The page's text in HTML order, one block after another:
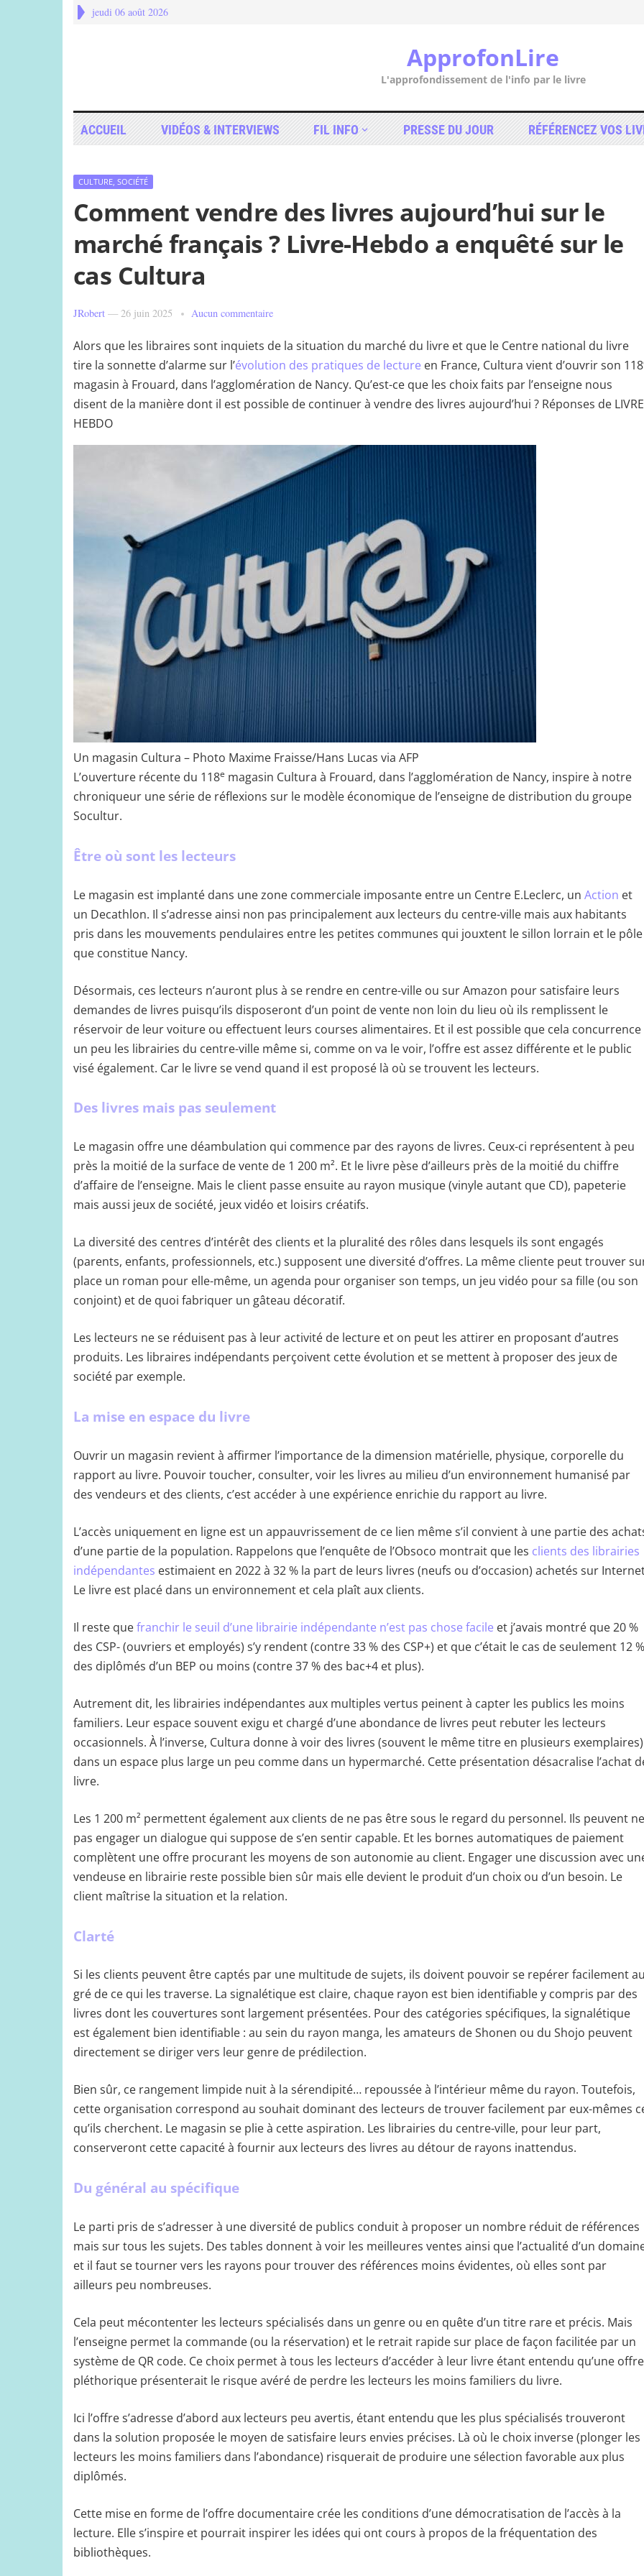
jeudi 06 août 2026
ApprofonLire
L'approfondissement de l'info par le livre
ACCUEIL VIDÉOS & INTERVIEWS FIL INFO PRESSE DU JOUR RÉFÉRENCEZ VOS
CULTURE, SOCIÉTÉ
Comment vendre des livres aujourd’hui sur le
marché français ? Livre-Hebdo a enquêté sur le
cas Cultura
JRobert — 26 juin 2025 Aucun commentaire
Alors que les libraires sont inquiets de la situation du marché du livre et que le Centre national du livre
tire la sonnette d’alarme sur l’évolution des pratiques de lecture en France, Cultura vient d’ouvrir son 118
magasin à Frouard, dans l’agglomération de Nancy. Qu’est-ce que les choix faits par l’enseigne nous
disent de la manière dont il est possible de continuer à vendre des livres aujourd’hui ? Réponses de
HEBDO
Un magasin Cultura – Photo Maxime Fraisse/Hans Lucas via AFP
L’ouverture récente du 118e magasin Cultura à Frouard, dans l’agglomération de Nancy, inspire à notre
chroniqueur une série de réflexions sur le modèle économique de l’enseigne de distribution du groupe
Socultur.
Être où sont les lecteurs
Le magasin est implanté dans une zone commerciale imposante entre un Centre E.Leclerc, un Action et
un Decathlon. Il s’adresse ainsi non pas principalement aux lecteurs du centre-ville mais aux habitants
pris dans les mouvements pendulaires entre les petites communes qui jouxtent le sillon lorrain et le pôle
que constitue Nancy.
Désormais, ces lecteurs n’auront plus à se rendre en centre-ville ou sur Amazon pour satisfaire leurs
demandes de livres puisqu’ils disposeront d’un point de vente non loin du lieu où ils remplissent le
réservoir de leur voiture ou effectuent leurs courses alimentaires. Et il est possible que cela concurrence
un peu les librairies du centre-ville même si, comme on va le voir, l’offre est assez différente et le public
visé également. Car le livre se vend quand il est proposé là où se trouvent les lecteurs.
Des livres mais pas seulement
Le magasin offre une déambulation qui commence par des rayons de livres. Ceux-ci représentent à peu
près la moitié de la surface de vente de 1 200 m². Et le livre pèse d’ailleurs près de la moitié du chiffre
d’affaire de l’enseigne. Mais le client passe ensuite au rayon musique (vinyle autant que CD), papeterie
mais aussi jeux de société, jeux vidéo et loisirs créatifs.
La diversité des centres d’intérêt des clients et la pluralité des rôles dans lesquels ils sont engagés
(parents, enfants, professionnels, etc.) supposent une diversité d’offres. La même cliente peut trouver
place un roman pour elle-même, un agenda pour organiser son temps, un jeu vidéo pour sa fille (ou son
conjoint) et de quoi fabriquer un gâteau décoratif.
Les lecteurs ne se réduisent pas à leur activité de lecture et on peut les attirer en proposant d’autres
produits. Les libraires indépendants perçoivent cette évolution et se mettent à proposer des jeux de
société par exemple.
La mise en espace du livre
Ouvrir un magasin revient à affirmer l’importance de la dimension matérielle, physique, corporelle du
rapport au livre. Pouvoir toucher, consulter, voir les livres au milieu d’un environnement humanisé par
des vendeurs et des clients, c’est accéder à une expérience enrichie du rapport au livre.
L’accès uniquement en ligne est un appauvrissement de ce lien même s’il convient à une partie des
d’une partie de la population. Rappelons que l’enquête de l’Obsoco montrait que les clients des librairies
indépendantes estimaient en 2022 à 32 % la part de leurs livres (neufs ou d’occasion) achetés sur
Le livre est placé dans un environnement et cela plaît aux clients.
Il reste quefranchir le seuil d’une librairie indépendante n’est pas chose facile et j’avais montré que 20 %
des CSP- (ouvriers et employés) s’y rendent (contre 33 % des CSP+) et que c’était le cas de seulement 12 %
des diplômés d’un BEP ou moins (contre 37 % des bac+4 et plus).
Autrement dit, les librairies indépendantes aux multiples vertus peinent à capter les publics les moins
familiers. Leur espace souvent exigu et chargé d’une abondance de livres peut rebuter les lecteurs
occasionnels. À l’inverse, Cultura donne à voir des livres (souvent le même titre en plusieurs exemplaires)
dans un espace plus large un peu comme dans un hypermarché. Cette présentation désacralise l’achat
livre.
Les 1 200 m² permettent également aux clients de ne pas être sous le regard du personnel. Ils peuvent ne
pas engager un dialogue qui suppose de s’en sentir capable. Et les bornes automatiques de paiement
complètent une offre procurant les moyens de son autonomie au client. Engager une discussion avec
vendeuse en librairie reste possible bien sûr mais elle devient le produit d’un choix ou d’un besoin. Le
client maîtrise la situation et la relation.
Clarté
Si les clients peuvent être captés par une multitude de sujets, ils doivent pouvoir se repérer facilement au
gré de ce qui les traverse. La signalétique est claire, chaque rayon est bien identifiable y compris par des
livres dont les couvertures sont largement présentées. Pour des catégories spécifiques, la signalétique
est également bien identifiable : au sein du rayon manga, les amateurs de Shonen ou du Shojo peuvent
directement se diriger vers leur genre de prédilection.
Bien sûr, ce rangement limpide nuit à la sérendipité… repoussée à l’intérieur même du rayon. Toutefois,
cette organisation correspond au souhait dominant des lecteurs de trouver facilement par eux-mêmes
qu’ils cherchent. Le magasin se plie à cette aspiration. Les librairies du centre-ville, pour leur part,
conserveront cette capacité à fournir aux lecteurs des livres au détour de rayons inattendus.
Du général au spécifique
Le parti pris de s’adresser à une diversité de publics conduit à proposer un nombre réduit de références
mais sur tous les sujets. Des tables donnent à voir les meilleures ventes ainsi que l’actualité d’un
et il faut se tourner vers les rayons pour trouver des références moins évidentes, où elles sont par
ailleurs peu nombreuses.
Cela peut mécontenter les lecteurs spécialisés dans un genre ou en quête d’un titre rare et précis. Mais
l’enseigne permet la commande (ou la réservation) et le retrait rapide sur place de façon facilitée par un
système de QR code. Ce choix permet à tous les lecteurs d’accéder à leur livre étant entendu qu’une offre
pléthorique présenterait le risque avéré de perdre les lecteurs les moins familiers du livre.
Ici l’offre s’adresse d’abord aux lecteurs peu avertis, étant entendu que les plus spécialisés trouveront
dans la solution proposée le moyen de satisfaire leurs envies précises. Là où le choix inverse (plonger les
lecteurs les moins familiers dans l’abondance) risquerait de produire une sélection favorable aux plus
diplômés.
Cette mise en forme de l’offre documentaire crée les conditions d’une démocratisation de l’accès à la
lecture. Elle s’inspire et pourrait inspirer les idées qui ont cours à propos de la fréquentation des
bibliothèques.